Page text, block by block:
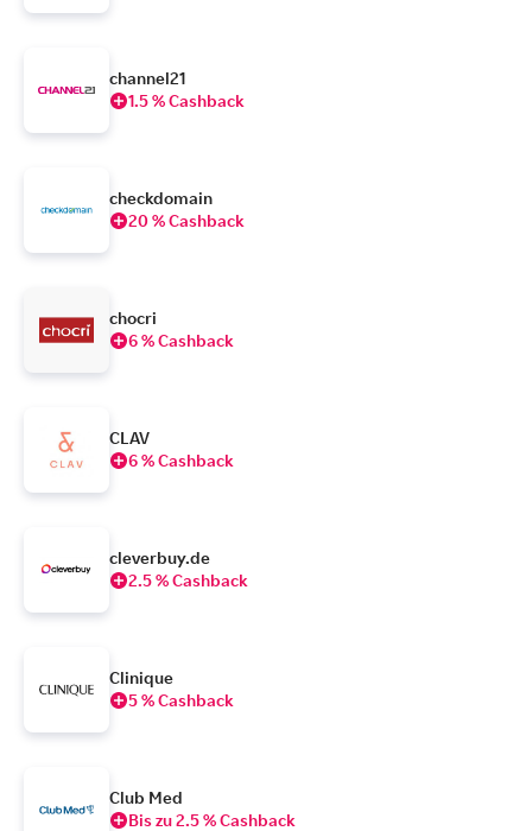
channel21
1.5 % Cashback
checkdomain
20 % Cashback
chocri
6 % Cashback
CLAV
6 % Cashback
cleverbuy.de
2.5 % Cashback
Clinique
5 % Cashback
Club Med
Bis zu 2.5 % Cashback